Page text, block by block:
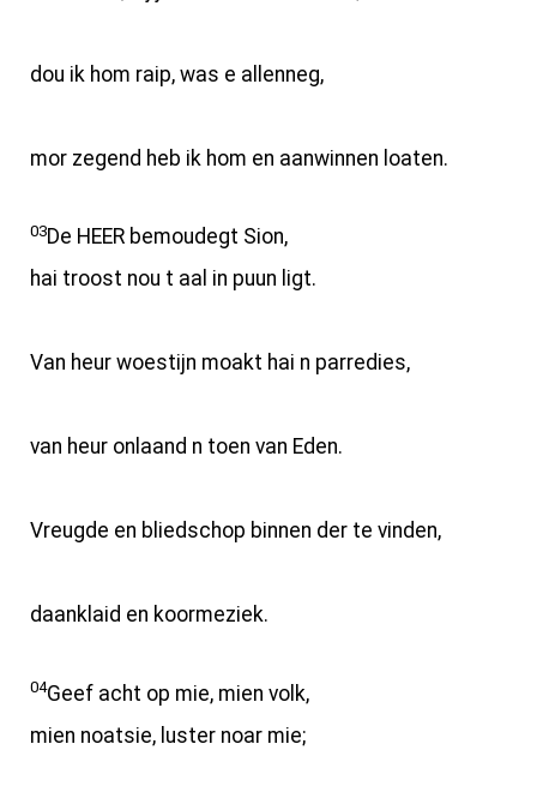
dou ik hom raip, was e allenneg,
mor zegend heb ik hom en aanwinnen loaten.
03De HEER bemoudegt Sion,
hai troost nou t aal in puun ligt.
Van heur woestijn moakt hai n parredies,
van heur onlaand n toen van Eden.
Vreugde en bliedschop binnen der te vinden,
daanklaid en koormeziek.
04Geef acht op mie, mien volk,
mien noatsie, luster noar mie;